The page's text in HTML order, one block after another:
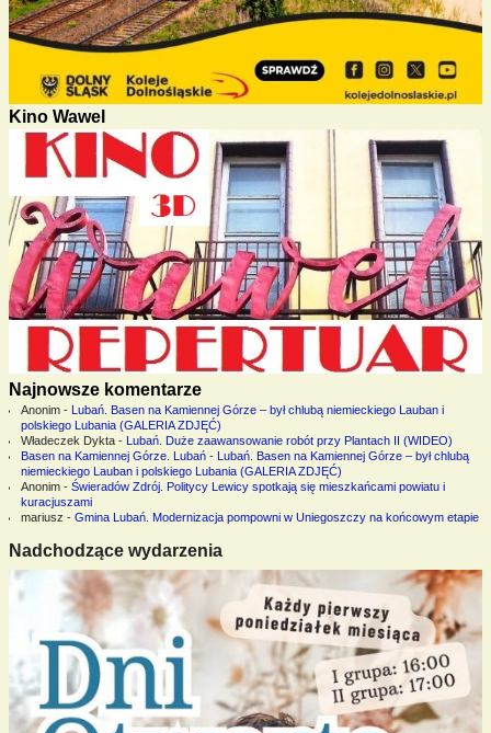
Kino Wawel
Najnowsze komentarze
Anonim- Lubań. Basen na Kamiennej Górze – był chlubą niemieckiego Lauban i
polskiego Lubania (GALERIA ZDJĘĆ)
Władeczek Dykta- Lubań. Duże zaawansowanie robót przy Plantach II (WIDEO)
Basen na Kamiennej Górze. Lubań- Lubań. Basen na Kamiennej Górze – był chlubą
niemieckiego Lauban i polskiego Lubania (GALERIA ZDJĘĆ)
Anonim- Świeradów Zdrój. Politycy Lewicy spotkają się mieszkańcami powiatu i
kuracjuszami
mariusz - Gmina Lubań. Modernizacja pompowni w Uniegoszczy na końcowym etapie
Nadchodzące wydarzenia